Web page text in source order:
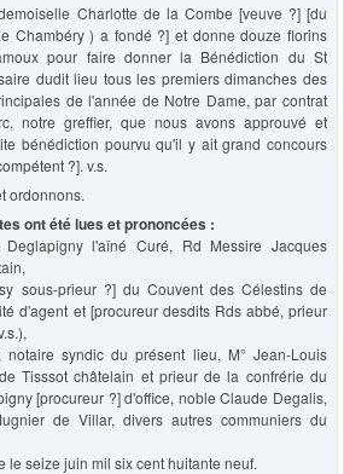
Charlotte de la Combe [veuve ?] [du
Chambéry ) a fondé ?] et donne douze florins
pour faire donner la Bénédiction du St
dudit lieu tous les premiers dimanches des
de l'année de Notre Dame, par contrat
notre greffier, que nous avons approuvé et
bénédiction pourvu qu'il y ait grand concours
?]. v.s.
ordonnons.
ont été lues et prononcées :
l'aîné Curé, Rd Messire Jacques
sous-prieur ?] du Couvent des Célestins de
d'agent et [procureur desdits Rds abbé, prieur
notaire syndic du présent lieu, M° Jean-Louis
Tisssot châtelain et prieur de la confrérie du
[procureur ?] d'office, noble Claude Degalis,
de Villar, divers autres communiers du
le seize juin mil six cent huitante neuf.